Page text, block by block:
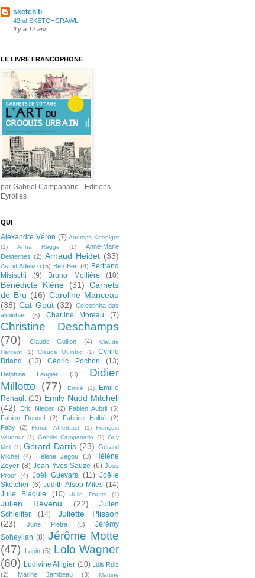
sketch'ti
42nd SKETCHCRAWL
Il y a 12 ans
LE LIVRE FRANCOPHONE
par Gabriel Campanario - Editions
Eyrolles
QUI
Alexandre Véron (7) Andreas Koeniger
(1)
Anna Regge (1)
Anne-Marie
Desternes (2) Arnaud Heidet (33)
Astrid Adelizzi (5) Ben Bert (4) Bertrand
Misischi
(9) Bruno Mollière (10)
Bénédicte Klène (31) Carnets
de Bru (16) Caroline Manceau
(38) Cat Gout (32) Celestinha das
alminhas
(5) Charline Moreau (7)
Christine Deschamps
(70)
Claude Guillon (4)
Claude
Hercent
(1) Claude Quintric (1)
Cyrille
Briand
(13) Cédric Pochon (13)
Delphine Laugier (3)
Didier
Millotte (77) Emdé (1)
Emilie
Renault (13) Emily Nudd Mitchell
(42)
Eric Nieder (2) Fabien Aubril (5)
Fabien Denoel
(2) Fabrice Holbé
(2)
Faby (2) Florian Afflerbach (1)
François
Vaudour (1) Gabriel Campanario (1) Guy
Moll (1) Gérard Darris (23) Gérard
Michel
(4) Hélène Jégou (3)
Hélène
Zeyer (8) Jean Yves Sauze (6) Joss
Proof
(4) Joël Guevara (11) Joëlle
Sketcher (6) Judith Alsop Miles (14)
Julie Blaquie
(10) Julie Dautel (1)
Julien Revenu (22)
Julien
Schleiffer
(14)
Juliette Plisson
(23)
June Pietra (5)
Jérémy
Soheylian (8) Jérôme Motte
(47)
Lapin (5) Lolo Wagner
(60) Ludivine Alligier (10) Luis Ruiz
(2)
Marine Jambeau (3) Martine